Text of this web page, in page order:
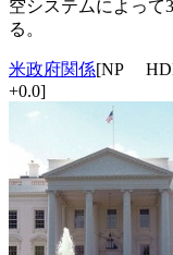
空システムによって
る。
米政府関係[NP HDP
+0.0]